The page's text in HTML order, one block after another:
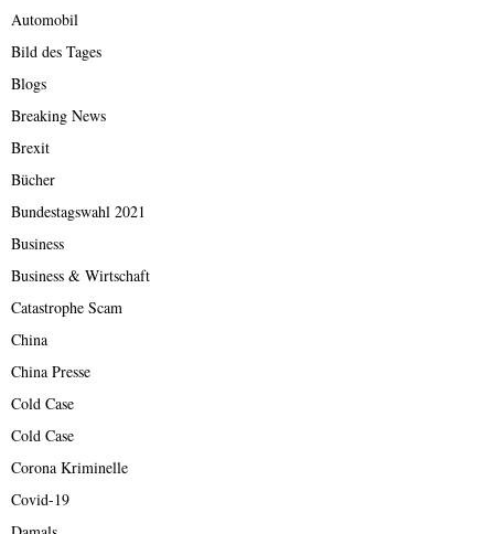
Automobil
Bild des Tages
Blogs
Breaking News
Brexit
Bücher
Bundestagswahl 2021
Business
Business & Wirtschaft
Catastrophe Scam
China
China Presse
Cold Case
Cold Case
Corona Kriminelle
Covid-19